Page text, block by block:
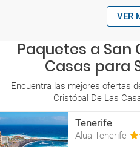
VER
Paquetes a San
Casas para
Encuentra las mejores ofertas
Cristóbal De Las
Tenerife
Alua Tenerife